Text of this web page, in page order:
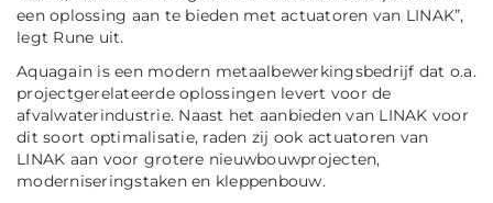
een oplossing aan te bieden met actuatoren van LINAK”,
legt Rune uit.
Aquagain is een modern metaalbewerkingsbedrijf dat o.a.
projectgerelateerde oplossingen levert voor de
afvalwaterindustrie. Naast het aanbieden van LINAK voor
dit soort optimalisatie, raden zij ook actuatoren van
LINAK aan voor grotere nieuwbouwprojecten,
moderniseringstaken en kleppenbouw.